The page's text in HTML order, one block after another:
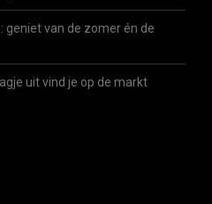
geniet van de zomer én de
uit vind je op de markt